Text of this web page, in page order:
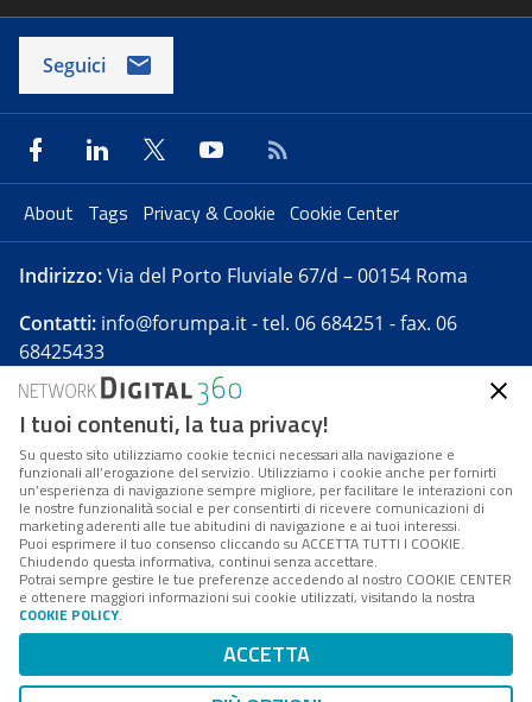
Seguici
About Tags Privacy & Cookie Cookie Center
Indirizzo:Via del Porto Fluviale 67/d – 00154 Roma
Contatti: info@forumpa.it- tel. 06 684251 - fax. 06
68425433
Forumpa.itè una pubblicazione telematica iscritta
presso Registro della stampa del Tribunale di Roma -
Reg. n. 182 del 2 maggio 2008 - Direttore resp. Michela
Stentella
FPA s.r.l. è società soggetta a Direzione e
Coordinamento da parte di Digital360 S.p.A. - FPA s.r.l.
è un'azienda certificata per il sistema di management
Codice Fiscale/Partita IVA n. 10693191008 - R.E.A. Roma
n. 1249791. ISP AWS
I tuoi contenuti, la tua privacy!
Su questo sito utilizziamo cookie tecnici necessari alla navigazione e
funzionali all’erogazione del servizio. Utilizziamo i cookie anche per fornirti
un’esperienza di navigazione sempre migliore, per facilitare le interazioni con
le nostre funzionalità social e per consentirti di ricevere comunicazioni di
marketing aderenti alle tue abitudini di navigazione e ai tuoi interessi.
Puoi esprimere il tuo consenso cliccando su ACCETTA TUTTI I COOKIE.
Chiudendo questa informativa, continui senza accettare.
Potrai sempre gestire le tue preferenze accedendo al nostro COOKIE CENTER
e ottenere maggiori informazioni sui cookie utilizzati, visitando la nostra
COOKIE POLICY.
ACCETTA